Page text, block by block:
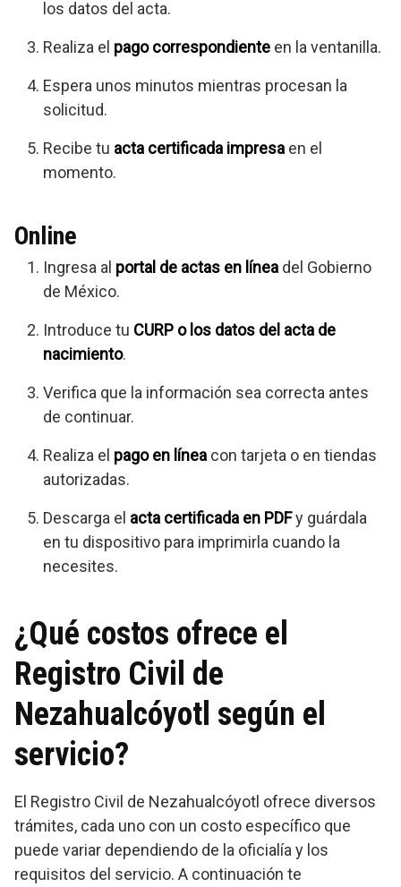
los datos del acta.
Realiza el pago correspondiente en la ventanilla.
Espera unos minutos mientras procesan la
solicitud.
Recibe tu acta certificada impresa en el
momento.
Online
Ingresa al portal de actas en línea del Gobierno
de México.
Introduce tu CURP o los datos del acta de
nacimiento.
Verifica que la información sea correcta antes
de continuar.
Realiza el pago en línea con tarjeta o en tiendas
autorizadas.
Descarga el acta certificada en PDFy guárdala
en tu dispositivo para imprimirla cuando la
necesites.
¿Qué costos ofrece el
Registro Civil de
Nezahualcóyotl según el
servicio?
El Registro Civil de Nezahualcóyotl ofrece diversos
trámites, cada uno con un costo específico que
puede variar dependiendo de la oficialía y los
requisitos del servicio. A continuación te